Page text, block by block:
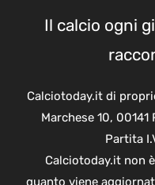
Il calcio ogni
Calciotoday.it di
Marchese 10, 00141
Partita
Calciotoday.it non
quanto viene